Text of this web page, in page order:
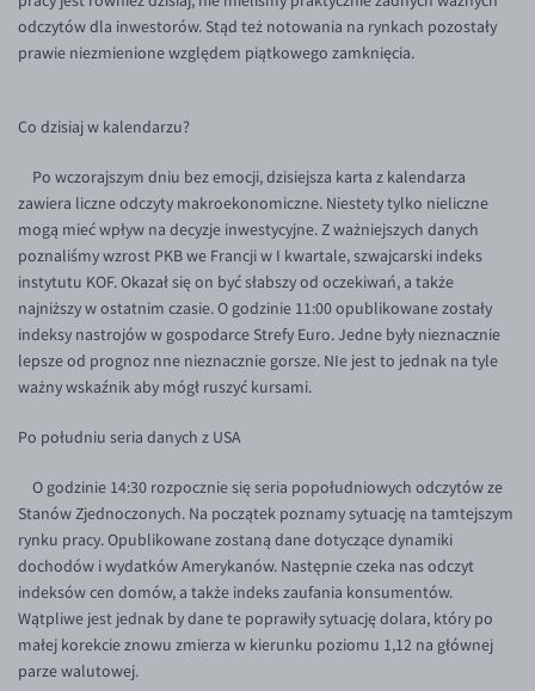
Inne pary walutowe
AUD/PLN
CAD/PLN
CNY/PLN
HKD/PLN
HUF/PLN
ILS/PLN
JPY/PLN
NZD/PLN
TRY/PLN
ZAR/PLN
EUR/USD
EUR/GBP
EUR/CHF
Aplikacja mobilna
Bezpieczeństwo
Pomoc
FAQ
Konto i opłaty
Wymiana walut
Banki i przelewy
Przelewy zagraniczne
Słowniczek
Poradnik
KONTAKT
Dla mediów
odczytów dla inwestorów. Stąd też notowania na rynkach pozostały
prawie niezmienione względem piątkowego zamknięcia.
Co dzisiaj w kalendarzu?
Po wczorajszym dniu bez emocji, dzisiejsza karta z kalendarza
zawiera liczne odczyty makroekonomiczne. Niestety tylko nieliczne
mogą mieć wpływ na decyzje inwestycyjne. Z ważniejszych danych
poznaliśmy wzrost PKB we Francji w I kwartale, szwajcarski indeks
instytutu KOF. Okazał się on być słabszy od oczekiwań, a także
najniższy w ostatnim czasie. O godzinie 11:00 opublikowane zostały
indeksy nastrojów w gospodarce Strefy Euro. Jedne były nieznacznie
lepsze od prognoz nne nieznacznie gorsze. NIe jest to jednak na tyle
ważny wskaźnik aby mógł ruszyć kursami.
Po południu seria danych z USA
O godzinie 14:30 rozpocznie się seria popołudniowych odczytów ze
Stanów Zjednoczonych. Na początek poznamy sytuację na tamtejszym
rynku pracy. Opublikowane zostaną dane dotyczące dynamiki
dochodów i wydatków Amerykanów. Następnie czeka nas odczyt
indeksów cen domów, a także indeks zaufania konsumentów.
Wątpliwe jest jednak by dane te poprawiły sytuację dolara, który po
małej korekcie znowu zmierza w kierunku poziomu 1,12 na głównej
parze walutowej.